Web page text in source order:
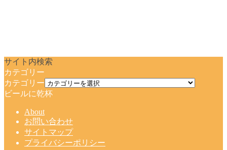
サイト内検索
カテゴリー
カテゴリー
ビールに乾杯
About
お問い合わせ
サイトマップ
プライバシーポリシー